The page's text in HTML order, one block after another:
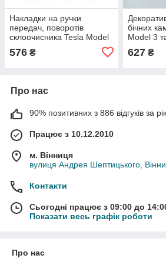
Накладки на ручки
передач, поворотів
склоочисника Tesla Model
576 ₴
бічних
Model 3
627₴
Про нас
90% позитивних з 886 відгуків за рік
Працює з 10.12.2010
м. Вінниця
вулиця Андрея Шептицького,
Контакти
Сьогодні працює з 09:00 до
Показати весь графік роботи
Про нас